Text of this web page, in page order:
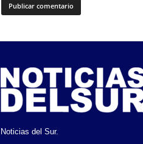
Noticias del Sur.